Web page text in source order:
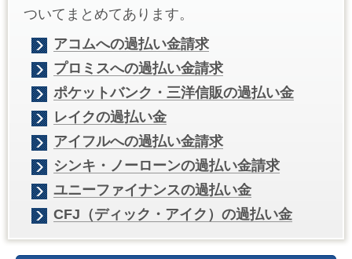
ついてまとめてあります。
アコムへの過払い金請求
プロミスへの過払い金請求
ポケットバンク・三洋信販の過払い金
レイクの過払い金
アイフルへの過払い金請求
シンキ・ノーローンの過払い金請求
ユニーファイナンスの過払い金
CFJ（ディック・アイク）の過払い金